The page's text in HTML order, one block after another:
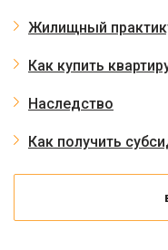
Жилищный
Как купить
Наследство
Как получить